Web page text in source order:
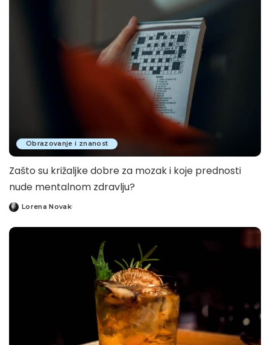
Obrazovanje i znanost
Zašto su križaljke dobre za mozak i koje prednosti
nude mentalnom zdravlju?
Posted
Lorena Novak